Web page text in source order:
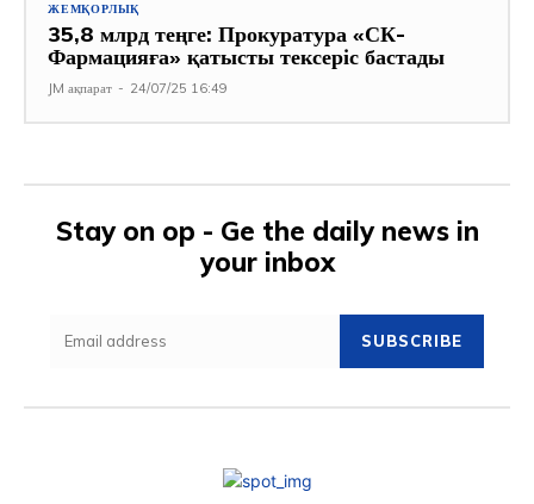
ЖЕМҚОРЛЫҚ
35,8 млрд теңге: Прокуратура «СК-
Фармацияға» қатысты тексеріс бастады
JM ақпарат - 24/07/25 16:49
Stay on op - Ge the daily news in
your inbox
SUBSCRIBE